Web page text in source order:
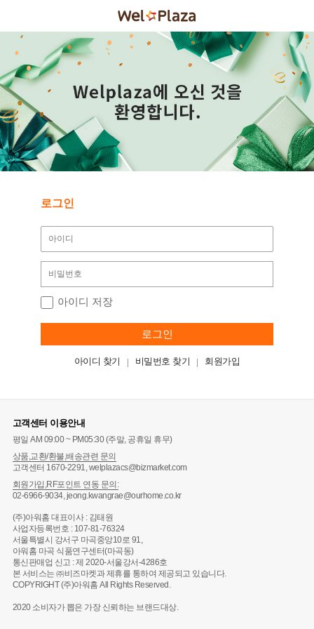
로그인
아이디 저장
로그인
아이디 찾기 비밀번호 찾기 회원가입
고객센터 이용안내
평일 AM 09:00 ~ PM05:30 (주말, 공휴일 휴무)
상품,교환/환불,배송관련 문의
고객센터 1670-2291, welplazacs@bizmarket.com
회원가입,RF포인트 연동 문의:
02-6966-9034, jeong.kwangrae@ourhome.co.kr
(주)아워홈 대표이사 : 김태원
사업자등록번호 : 107-81-76324
서울특별시 강서구 마곡중앙10로 91,
아워홈 마곡 식품연구센터(마곡동)
통신판매업 신고 : 제 2020-서울강서-4286호
본 서비스는 ㈜비즈마켓과 제휴를 통하여 제공되고 있습니다.
COPYRIGHT (주)아워홈 All Rights Reserved.
2020 소비자가 뽑은 가장 신뢰하는 브랜드대상.